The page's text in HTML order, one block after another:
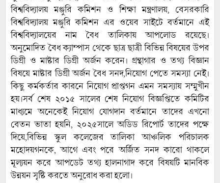
বিশ্ববিদ্যালয় মঞ্জুরি কমিশন ও শিক্ষা মন্ত্রণালয়, বেসরকারি
বিশ্ববিদ্যালয় মঞ্জুরি কমিশন এর ওয়েব সাইটে বর্তমানে এই
বিশ্ববিদ্যালয়ের নাম বৈধ তালিকায় আপলোড রয়েছে।
অনুমোদিত বৈধ ক্যাম্পাস থেকে ছাত্র ছাত্রী বিভিন্ন বিষয়ের উপর
ডিগ্রী ও মাষ্টার ডিগ্রী অর্জন করেন। গ্ৰন্থাগার ও তথ্য বিজ্ঞান
বিষয়ে মাষ্টার ডিগ্রী অর্জন বৈধ সনদ,নিয়োগ পেতে সমস্যা নেই।
কিছু কর্মকর্তার কারনে নিয়োগ প্রাপ্তগন এমন সমস্যায় সম্মুখীন
হয়।সর্ব শেষ ২০১৫ সালের শেষ নিয়োগ বিজ্ঞপ্তিতে কমিটির
মাধ্যমে অনেকেই নিয়োগ যোগদান বর্তমানে তাদের এখনো
বেতন ভাতা হয়নি, ২০২৫সালে অডিড রিপোর্ট তাদের পক্ষে
দিয়ে,বিভিন্ন স্কুল কলেজের তালিকা আঞ্চলিক পরিচালক
মহোদয়গনকে, আগে এবং পরে অর্জিত সনদ কারো থাকলে
মূল্যয়ন করে আপডেট তথ্য হালনাগাদ করে বিষয়টি মানবিক
উন্নয়ন সৃষ্টি করতে অনুরোধ করা হলো।